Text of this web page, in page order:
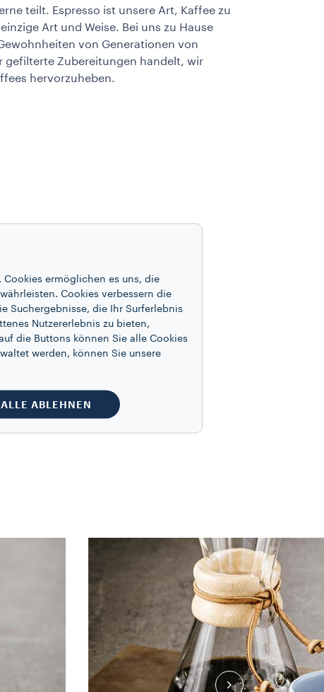
teilt. Espresso ist unsere Art, Kaffee zu
Art und Weise. Bei uns zu Hause
von Generationen von
gefilterte Zubereitungen handelt, wir
hervorzuheben.
ermöglichen es uns, die
Cookies verbessern die
Suchergebnisse, die Ihr Surferlebnis
Nutzererlebnis zu bieten,
die Buttons können Sie alle Cookies
werden, können Sie unsere
ALLE ABLEHNEN